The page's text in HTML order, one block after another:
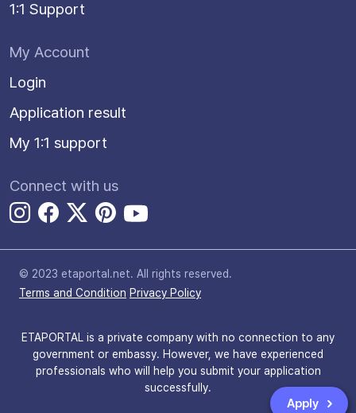
Apply
1:1 Support
My Account
Login
Application result
My 1:1 support
Connect with us
© 2023 etaportal.net. All rights reserved.
Terms and Condition Privacy Policy
ETAPORTAL is a private company with no connection to any
government or embassy. However, we have experienced
professionals who will help you submit your application
successfully.